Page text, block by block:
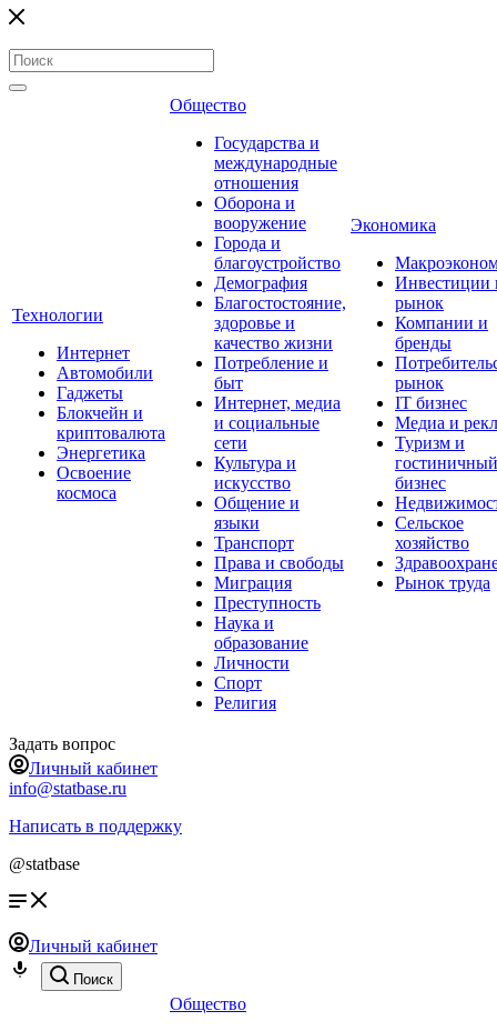
Технологии
Интернет
Автомобили
Гаджеты
Блокчейн и
криптовалюта
Энергетика
Освоение
космоса
Общество
Государства и
международные
отношения
Оборона и
вооружение
Города и
благоустройство
Демография
Благостостояние,
здоровье и
качество жизни
Потребление и
быт
Интернет, медиа
и социальные
сети
Культура и
искусство
Общение и
языки
Транспорт
Права и свободы
Миграция
Преступность
Наука и
образование
Личности
Спорт
Религия
Экономика
Инвестиции
рынок
Компании и
бренды
рынок
IT бизнес
Медиа и
Туризм и
гостиничный
бизнес
Сельское
хозяйство
Рынок труда
Задать вопрос
Личный кабинет
info@statbase.ru
Написать в поддержку
@statbase
Личный кабинет
Поиск
Общество